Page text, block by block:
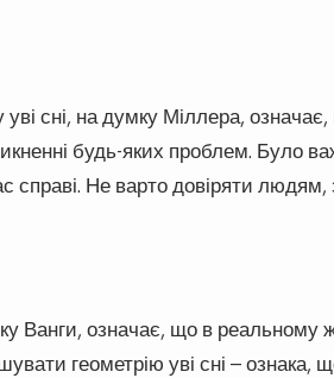
сні, на думку Міллера,
будь-яких проблем. Було
справі. Не варто довіряти
Ванги, означає, що в реальному
геометрію уві сні – ознака,